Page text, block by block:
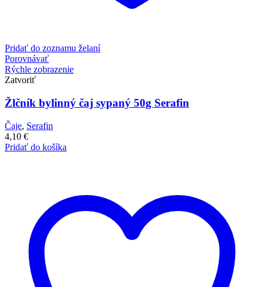
Pridať do zoznamu želaní
Porovnávať
Rýchle zobrazenie
Zatvoriť
Žlčník bylinný čaj sypaný 50g Serafin
Čaje, Serafin
4,10 €
Pridať do košíka